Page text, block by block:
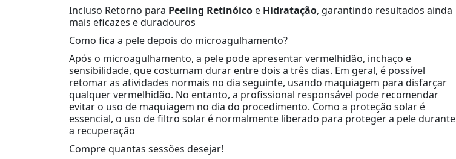
Incluso Retorno para Peeling Retinóico e Hidratação, garantindo resultados ainda
mais eficazes e duradouros
Como fica a pele depois do microagulhamento?
Após o microagulhamento, a pele pode apresentar vermelhidão, inchaço e
sensibilidade, que costumam durar entre dois a três dias. Em geral, é possível
retomar as atividades normais no dia seguinte, usando maquiagem para disfarçar
qualquer vermelhidão. No entanto, a profissional responsável pode recomendar
evitar o uso de maquiagem no dia do procedimento. Como a proteção solar é
essencial, o uso de filtro solar é normalmente liberado para proteger a pele durante
a recuperação
Compre quantas sessões desejar!